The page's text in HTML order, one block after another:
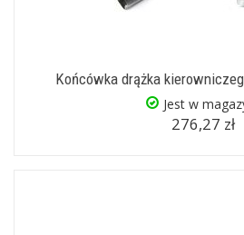
Końcówka drążka
Jest w
276,27 zł